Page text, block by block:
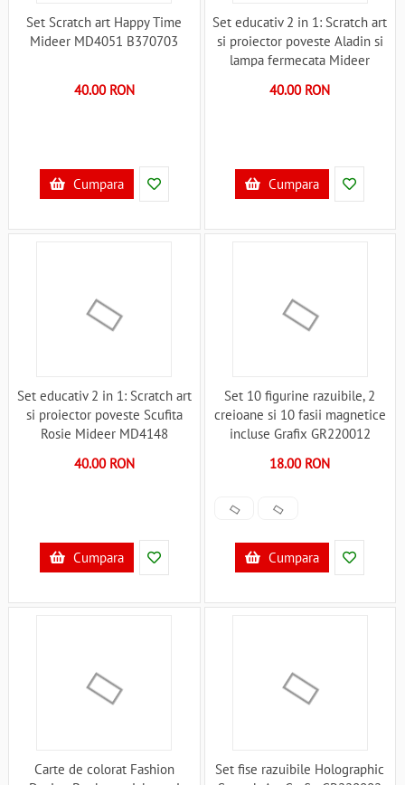
Set Scratch art Happy Time
Mideer MD4051 B370703
40.00 RON
Cumpara
Set educativ 2 in 1: Scratch art
si proiector poveste Aladin si
lampa fermecata Mideer
40.00 RON
Cumpara
Set educativ 2 in 1: Scratch art
si proiector poveste Scufita
Rosie Mideer MD4148
40.00 RON
Cumpara
Set 10 figurine razuibile, 2
creioane si 10 fasii magnetice
incluse Grafix GR220012
18.00 RON
Cumpara
Carte de colorat Fashion
Set fise razuibile Holographic